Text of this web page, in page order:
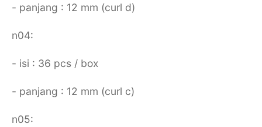
- panjang : 12 mm (curl d)
n04:
- isi : 36 pcs / box
- panjang : 12 mm (curl c)
n05: